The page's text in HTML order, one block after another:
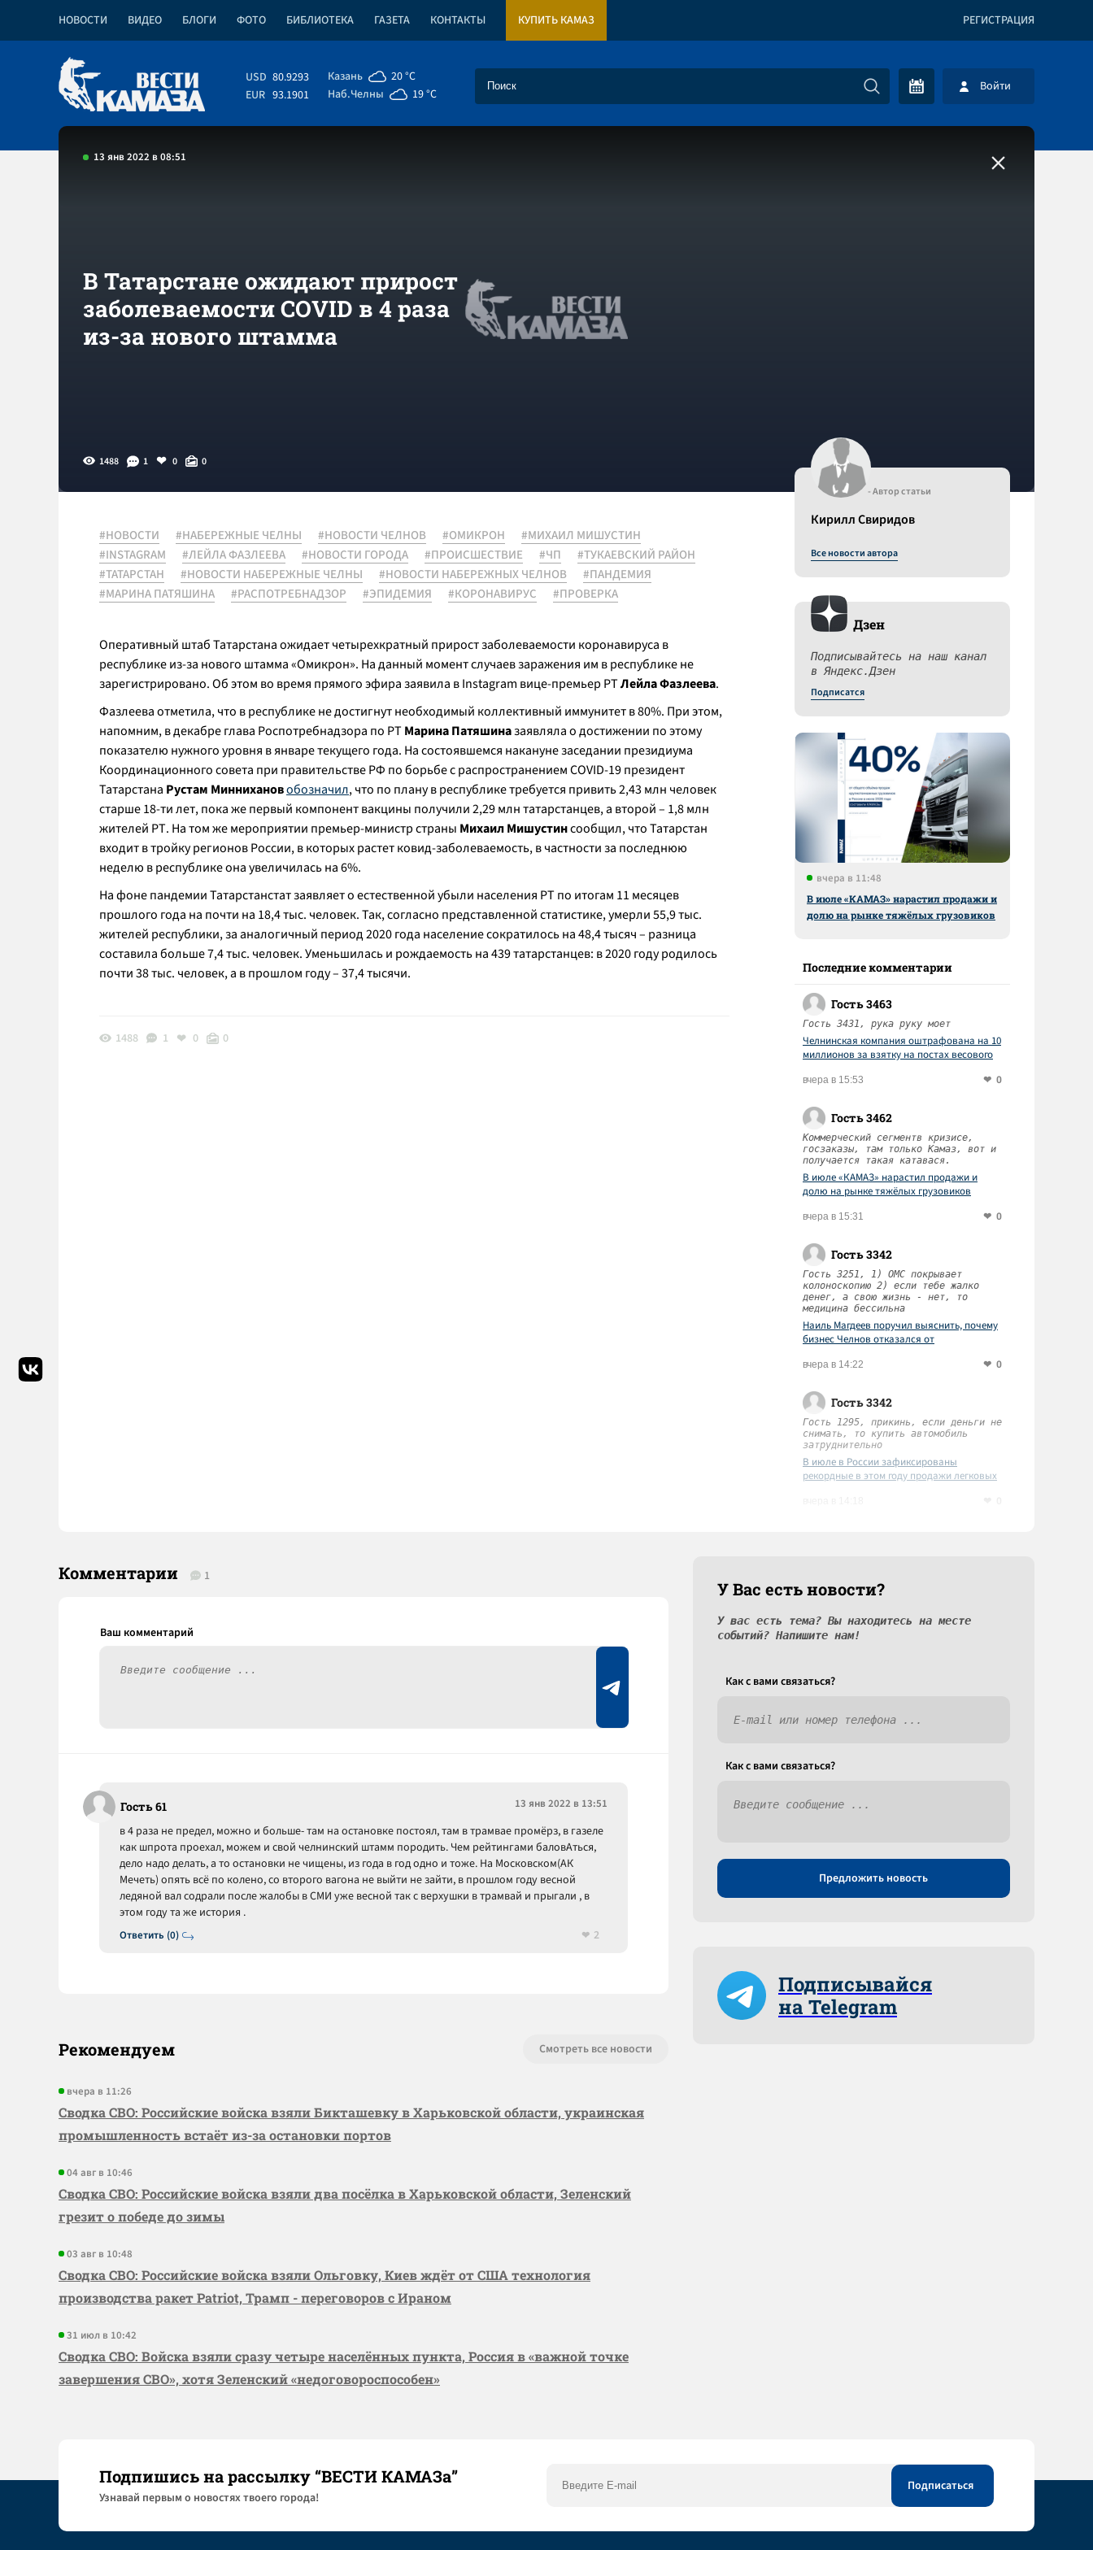
НОВОСТИ ВИДЕО БЛОГИ ФОТО БИБЛИОТЕКА ГАЗЕТА КОНТАКТЫ КУПИТЬ КАМАЗ РЕГИСТРАЦИЯ
USD 80.9293
EUR 93.1901
Казань
20 °C
Наб.Челны
19 °C Войти
13 янв 2022 в 08:51
В Татарстане ожидают прирост
заболеваемости COVID в 4 раза
из-за нового штамма
1488 1 0 0
#НОВОСТИ #НАБЕРЕЖНЫЕ ЧЕЛНЫ #НОВОСТИ ЧЕЛНОВ #ОМИКРОН
#МИХАИЛ МИШУСТИН
#INSTAGRAM
#ЛЕЙЛА ФАЗЛЕЕВА #НОВОСТИ ГОРОДА #ПРОИСШЕСТВИЕ #ЧП
#ТУКАЕВСКИЙ РАЙОН
#ТАТАРСТАН
#НОВОСТИ НАБЕРЕЖНЫЕ ЧЕЛНЫ #НОВОСТИ НАБЕРЕЖНЫХ ЧЕЛНОВ
#ПАНДЕМИЯ
#МАРИНА ПАТЯШИНА
#РАСПОТРЕБНАДЗОР #ЭПИДЕМИЯ #КОРОНАВИРУС #ПРОВЕРКА
Оперативный штаб Татарстана ожидает четырехкратный прирост заболеваемости коронавируса в
республике из-за нового штамма «Омикрон». На данный момент случаев заражения им в республике не
зарегистрировано. Об этом во время прямого эфира заявила в Instagram вице-премьер РТЛейла Фазлеева.
Фазлеева отметила, что в республике не достигнут необходимый коллективный иммунитет в 80%. При этом,
напомним, в декабре глава Роспотребнадзора по РТ Марина Патяшиназаявляла о достижении по этому
показателю нужного уровня в январе текущего года. На состоявшемся накануне заседании президиума
Координационного совета при правительстве РФ по борьбе с распространением COVID-19 президент
Татарстана Рустам Миннихановобозначил, что по плану в республике требуется привить 2,43 млн человек
старше 18-ти лет, пока же первый компонент вакцины получили 2,29 млн татарстанцев, а второй – 1,8 млн
жителей РТ. На том же мероприятии премьер-министр страны Михаил Мишустинсообщил, что Татарстан
входит в тройку регионов России, в которых растет ковид-заболеваемость, в частности за последнюю
неделю в республике она увеличилась на 6%.
На фоне пандемии Татарстанстат заявляет о естественной убыли населения РТ по итогам 11 месяцев
прошлого года на почти на 18,4 тыс. человек. Так, согласно представленной статистике, умерли 55,9 тыс.
жителей республики, за аналогичный период 2020 года население сократилось на 48,4 тысяч – разница
составила больше 7,4 тыс. человек. Уменьшилась и рождаемость на 439 татарстанцев: в 2020 году родилось
почти 38 тыс. человек, а в прошлом году – 37,4 тысячи.
1488 1 0 0
- Автор статьи
Кирилл Свиридов
Все новости автора
Дзен
Подписывайтесь на наш канал
в Яндекс.Дзен
Подписатся
вчера в 11:48
В июле «КАМАЗ» нарастил продажи и
долю на рынке тяжёлых грузовиков
Последние комментарии
Гость 3463
Гость 3431, рука руку моет
Челнинская компания оштрафована на 10
миллионов за взятку на постах весового
вчера в 15:53 0
Гость 3462
Коммерческий сегментв кризисе,
госзаказы, там только Камаз, вот и
получается такая катавася.
В июле «КАМАЗ» нарастил продажи и
долю на рынке тяжёлых грузовиков
вчера в 15:31 0
Гость 3342
Гость 3251, 1) ОМС покрывает
колоноскопию 2) если тебе жалко
денег, а свою жизнь - нет, то
медицина бессильна
Наиль Магдеев поручил выяснить, почему
бизнес Челнов отказался от
вчера в 14:22 0
Гость 3342
Гость 1295, прикинь, если деньги не
снимать, то купить автомобиль
затруднительно
В июле в России зафиксированы
рекордные в этом году продажи легковых
Комментарии 1
Гость 61 13 янв 2022 в 13:51
Ответить (0)
в 4 раза не предел, можно и больше- там на остановке постоял, там в трамвае промёрз, в газеле
как шпрота проехал, можем и свой челнинский штамм породить. Чем рейтингами баловАться,
дело надо делать, а то остановки не чищены, из года в год одно и тоже. На Московском(АК
Мечеть) опять всё по колено, со второго вагона не выйти не зайти, в прошлом году весной
ледяной вал содрали после жалобы в СМИ уже весной так с верхушки в трамвай и прыгали , в
этом году та же история .
2
Рекомендуем Смотреть все новости
вчера в 11:26
Сводка СВО: Российские войска взяли Бикташевку в Харьковской области, украинская
промышленность встаёт из-за остановки портов
04 авг в 10:46
Сводка СВО: Российские войска взяли два посёлка в Харьковской области, Зеленский
грезит о победе до зимы
03 авг в 10:48
Сводка СВО: Российские войска взяли Ольговку, Киев ждёт от США технология
производства ракет Patriot, Трамп - переговоров с Ираном
31 июл в 10:42
Сводка СВО: Войска взяли сразу четыре населённых пункта, Россия в «важной точке
завершения СВО», хотя Зеленский «недоговороспособен»
У Вас есть новости?
У вас есть тема? Вы находитесь на месте
событий? Напишите нам!
Как c вами связаться?
Как c вами связаться?
Предложить новость
Подписывайся
на Telegram
Подпишись на рассылку “ВЕСТИ КАМАЗа”
Узнaвай первым о новостях твоего города!